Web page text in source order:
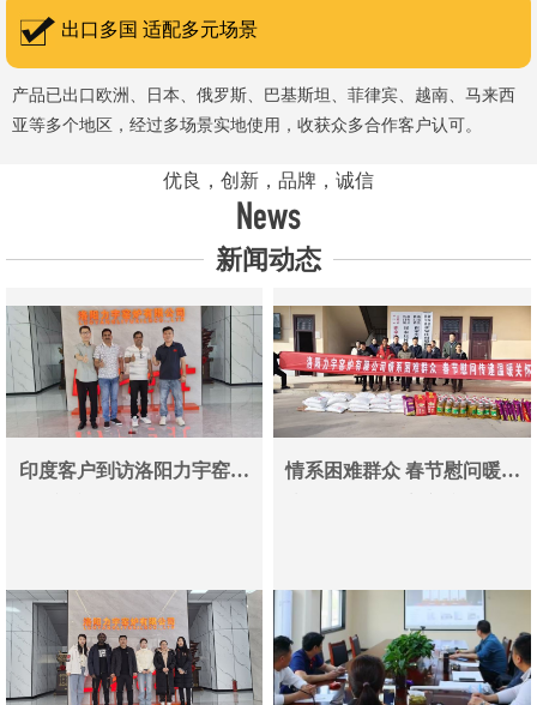
出口多国 适配多元场景
产品已出口欧洲、日本、俄罗斯、巴基斯坦、菲律宾、越南、马来西
亚等多个地区，经过多场景实地使用，收获众多合作客户认可。
优良，创新，品牌，诚信
News
新闻动态
印度客户到访洛阳力宇窑炉
情系困难群众 春节慰问暖人